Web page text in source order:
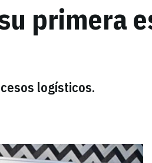
primera
logísticos.